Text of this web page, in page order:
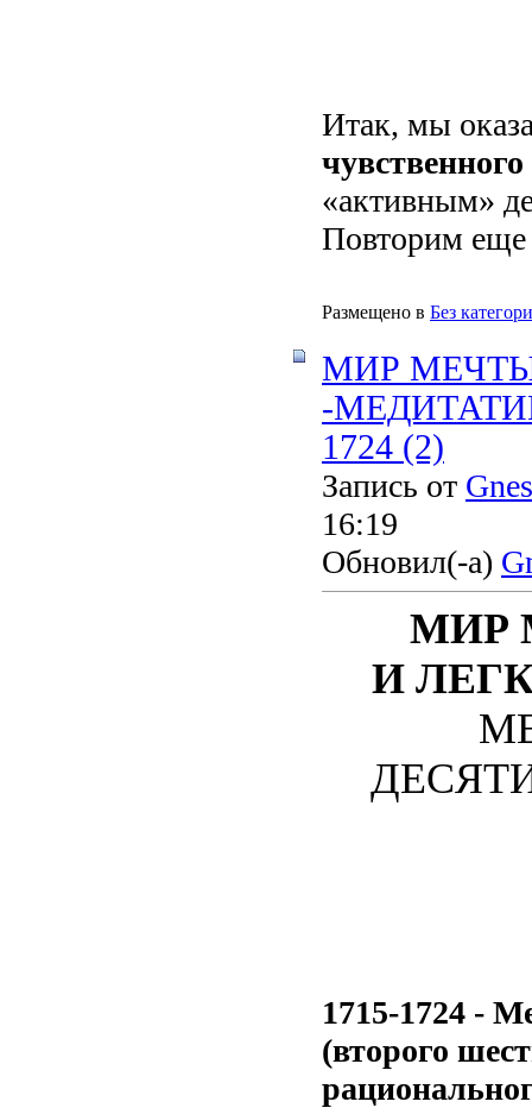
Итак, мы
чувственного
«активным»
Повторим еще
Размещено в Без
МИР
-
1724 (2)
Запись от
16:19
Обновил(-а)
МИР
И
1715-1724 -
(второго